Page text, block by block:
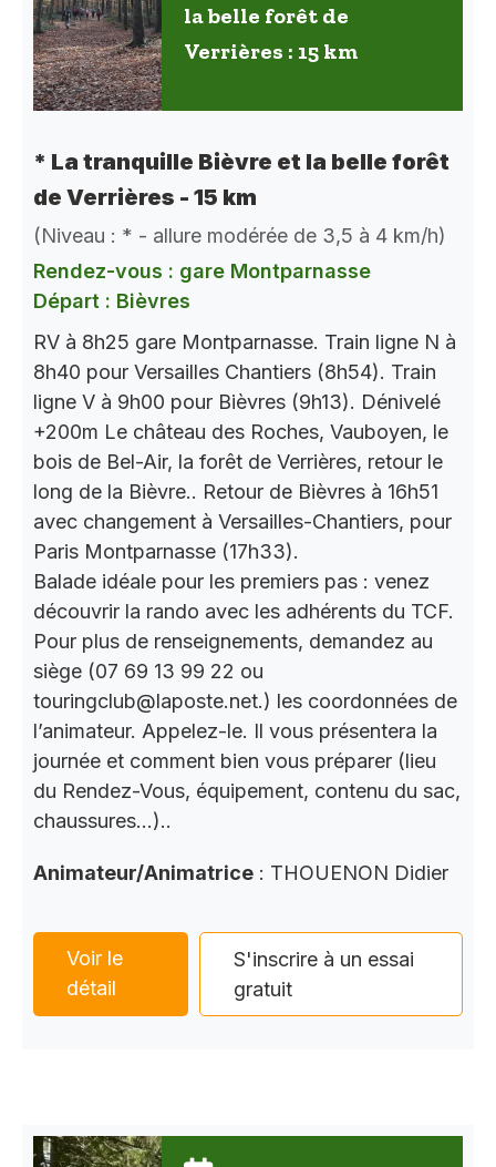
la belle forêt de
Verrières : 15 km
* La tranquille Bièvre et la belle forêt
de Verrières - 15 km
(Niveau : * - allure modérée de 3,5 à 4 km/h)
Rendez-vous : gare Montparnasse
Départ : Bièvres
RV à 8h25 gare Montparnasse. Train ligne N à
8h40 pour Versailles Chantiers (8h54). Train
ligne V à 9h00 pour Bièvres (9h13). Dénivelé
+200m Le château des Roches, Vauboyen, le
bois de Bel-Air, la forêt de Verrières, retour le
long de la Bièvre.. Retour de Bièvres à 16h51
avec changement à Versailles-Chantiers, pour
Paris Montparnasse (17h33).
Balade idéale pour les premiers pas : venez
découvrir la rando avec les adhérents du TCF.
Pour plus de renseignements, demandez au
siège (07 69 13 99 22 ou
touringclub@laposte.net.) les coordonnées de
l’animateur. Appelez-le. Il vous présentera la
journée et comment bien vous préparer (lieu
du Rendez-Vous, équipement, contenu du sac,
chaussures…)..
Animateur/Animatrice : THOUENON Didier
Voir le
détail
S'inscrire à un essai
gratuit